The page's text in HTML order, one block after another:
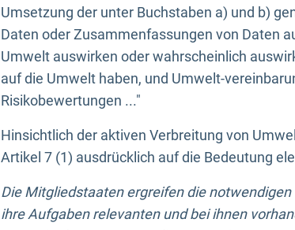
Umsetzung der unter Buchstaben a) und b)
Daten oder Zusammenfassungen von Daten
Umwelt auswirken oder wahrscheinlich
auf die Umwelt haben, und Umwelt-
Risikobewertungen ..."
Hinsichtlich der aktiven Verbreitung von
Artikel 7 (1) ausdrücklich auf die Bedeutung
Die Mitgliedstaaten ergreifen die
ihre Aufgaben relevanten und bei ihnen